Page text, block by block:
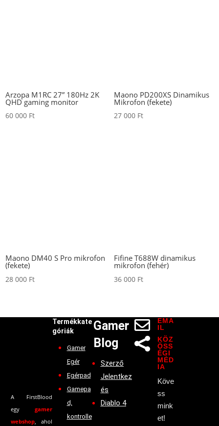
Arzopa M1RC 27” 180Hz 2K
QHD gaming monitor
60 000 Ft
Maono PD200XS Dinamikus
Mikrofon (fekete)
27 000 Ft
Maono DM40 S Pro mikrofon
(fekete)
28 000 Ft
Fifine T688W dinamikus
mikrofon (fehér)
36 000 Ft
A FirstBlood
egy gamer
webshop, ahol
Termékkate
góriák
Gamer
Egér
Egérpad
Gamepa
d,
kontrolle
Gamer
Blog
Szerző
Jelentkez
és
Diablo 4

EMA
IL

KÖZ
ÖSS
ÉGI
MÉD
IA
Köve
ss
mink
et!